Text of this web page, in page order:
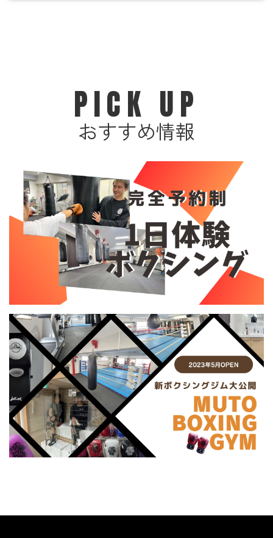
PICK UP
おすすめ情報